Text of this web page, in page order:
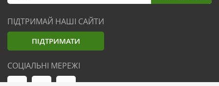
ПІДТРИМАЙ НАШІ САЙТИ
ПІДТРИМАТИ
СОЦІАЛЬНІ МЕРЕЖІ